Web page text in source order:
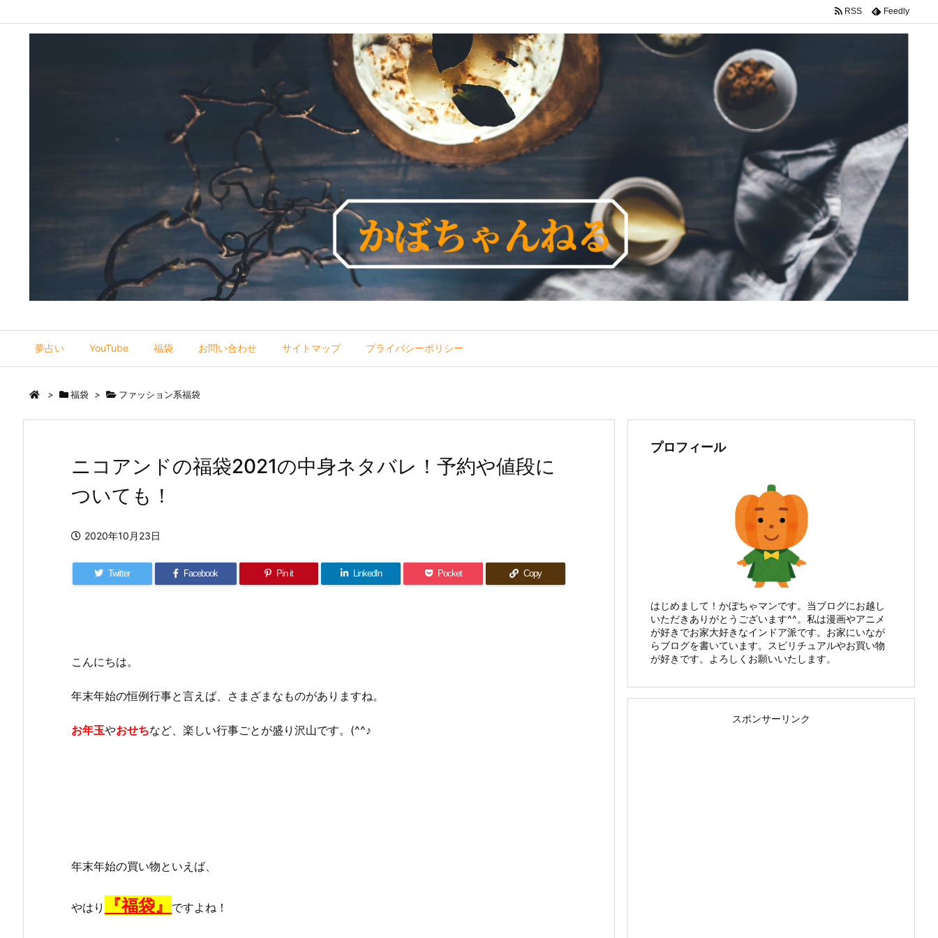
夢占い YouTube 福袋 お問い合わせ サイトマップ プライバシーポリシー
RSS Feedly
> 福袋 > ファッション系福袋
ニコアンドの福袋2021の中身ネタバレ！予約や値段に
ついても！
2020年10月23日
Twitter Facebook Pin it LinkedIn Pocket Copy
こんにちは。
年末年始の恒例行事と言えば、さまざまなものがありますね。
お年玉やおせちなど、楽しい行事ごとが盛り沢山です。(^^♪
年末年始の買い物といえば、
やはり 『福袋』 ですよね！
プロフィール
はじめまして！かぼちゃマンです。当ブログにお越し
いただきありがとうございます^^。私は漫画やアニメ
が好きでお家大好きなインドア派です。お家にいなが
らブログを書いています。スピリチュアルやお買い物
が好きです。よろしくお願いいたします。
スポンサーリンク